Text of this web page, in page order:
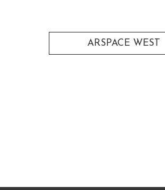
ARSPACE WEST